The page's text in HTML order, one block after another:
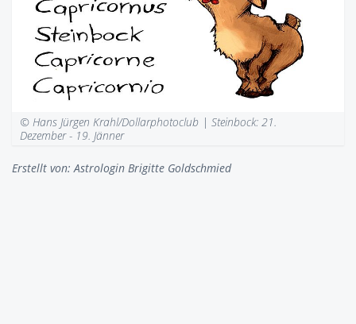
© Hans Jürgen Krahl/Dollarphotoclub | Steinbock: 21.
Dezember - 19. Jänner
Erstellt von: Astrologin Brigitte Goldschmied